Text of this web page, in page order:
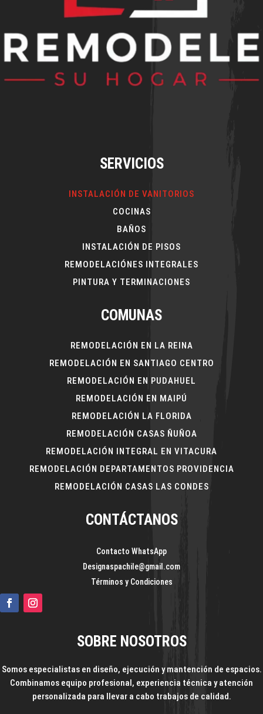
SERVICIOS
INSTALACIÓN DE VANITORIOS
COCINAS
BAÑOS
INSTALACIÓN DE PISOS
REMODELACIÓNES INTEGRALES
PINTURA Y TERMINACIONES
COMUNAS
REMODELACIÓN EN LA REINA
REMODELACIÓN EN SANTIAGO CENTRO
REMODELACIÓN EN PUDAHUEL
REMODELACIÓN EN MAIPÚ
REMODELACIÓN LA FLORIDA
REMODELACIÓN CASAS ÑUÑOA
REMODELACIÓN INTEGRAL EN VITACURA
REMODELACIÓN DEPARTAMENTOS PROVIDENCIA
REMODELACIÓN CASAS LAS CONDES
CONTÁCTANOS
Contacto WhatsApp
Designaspachile@gmail.com
Términos y Condiciones
SOBRE NOSOTROS
Somos especialistas en diseño, ejecución y mantención de espacios.
Combinamos equipo profesional, experiencia técnica y atención
personalizada para llevar a cabo trabajos de calidad.